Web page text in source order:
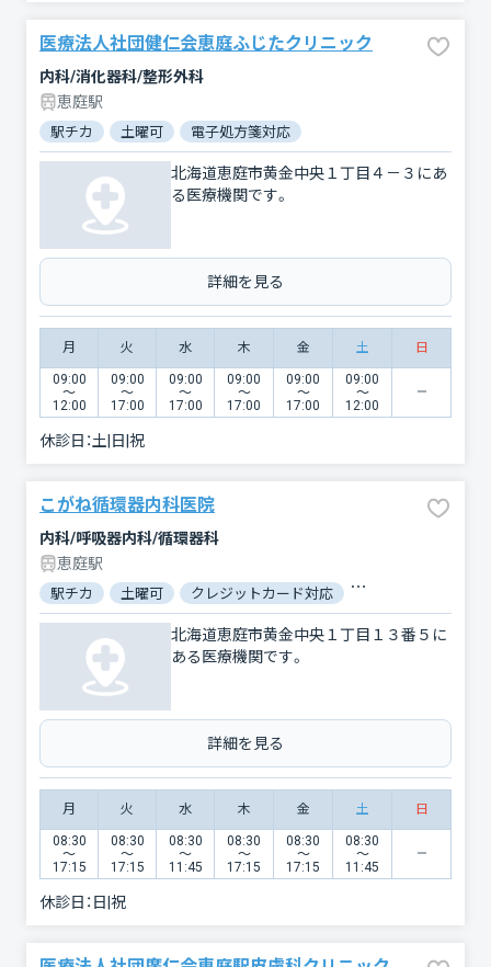
医療法人社団健仁会恵庭ふじたクリニック
内科/消化器科/整形外科
恵庭駅
駅チカ 土曜可 電子処方箋対応
北海道恵庭市黄金中央１丁目４－３にあ
る医療機関です。
詳細を見る
月 火 水 木 金 土 日
09:00
〜
12:00
09:00
〜
17:00
09:00
〜
17:00
09:00
〜
17:00
09:00
〜
17:00
09:00
〜
12:00
休診日：土|日|祝
こがね循環器内科医院
内科/呼吸器内科/循環器科
恵庭駅
駅チカ 土曜可 クレジットカード対応 マイナ保険証対応
北海道恵庭市黄金中央１丁目１３番５に
ある医療機関です。
詳細を見る
月 火 水 木 金 土 日
08:30
〜
17:15
08:30
〜
17:15
08:30
〜
11:45
08:30
〜
17:15
08:30
〜
17:15
08:30
〜
11:45
休診日： 日|祝